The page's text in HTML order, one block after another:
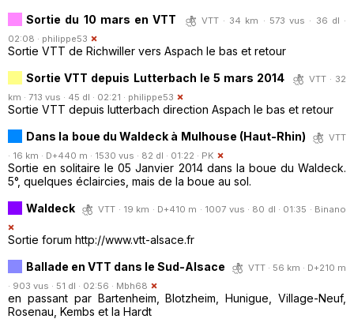
Sortie du 10 mars en VTT
VTT · 34 km · 573 vus · 36 dl ·
02:08 · philippe53
Sortie VTT de Richwiller vers Aspach le bas et retour
Sortie VTT depuis Lutterbach le 5 mars 2014
VTT · 32
km · 713 vus · 45 dl · 02:21 · philippe53
Sortie VTT depuis lutterbach direction Aspach le bas et retour
Dans la boue du Waldeck à Mulhouse (Haut-Rhin)
VTT
· 16 km · D+440 m · 1530 vus · 82 dl · 01:22 · PK
Sortie en solitaire le 05 Janvier 2014 dans la boue du Waldeck.
5°, quelques éclaircies, mais de la boue au sol.
Waldeck
VTT · 19 km · D+410 m · 1007 vus · 80 dl · 01:35 · Binano
Sortie forum http://www.vtt-alsace.fr
Ballade en VTT dans le Sud-Alsace
VTT · 56 km · D+210 m
· 903 vus · 51 dl · 02:56 · Mbh68
en passant par Bartenheim, Blotzheim, Hunigue, Village-Neuf,
Rosenau, Kembs et la Hardt